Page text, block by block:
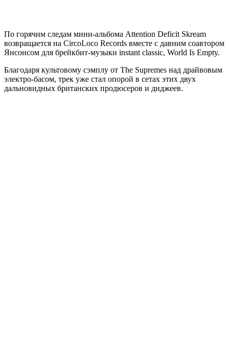
По горячим следам мини-альбома Attention Deficit Skream
возвращается на CircoLoco Records вместе с давним соавтором
Янсонсом для брейкбит-музыки instant classic, World Is Empty.
Благодаря культовому сэмплу от The Supremes над драйвовым
электро-басом, трек уже стал опорой в сетах этих двух
дальновидных британских продюсеров и диджеев.